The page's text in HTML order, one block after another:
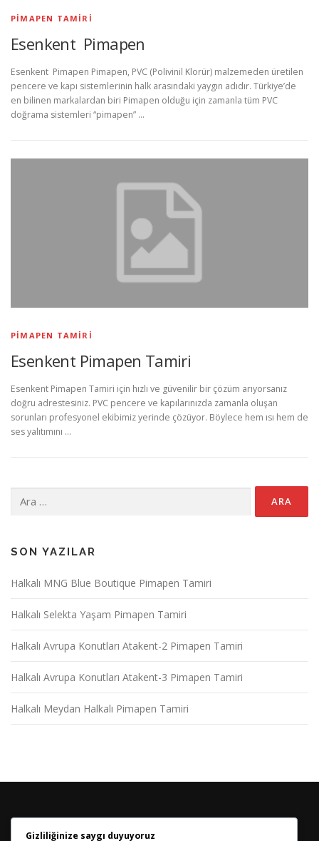
PIMAPEN TAMIRI
Esenkent Pimapen
Esenkent Pimapen Pimapen, PVC (Polivinil Klorür) malzemeden üretilen
pencere ve kapı sistemlerinin halk arasındaki yaygın adıdır. Türkiye’de
en bilinen markalardan biri Pimapen olduğu için zamanla tüm PVC
doğrama sistemleri “pimapen” …
PIMAPEN TAMIRI
Esenkent Pimapen Tamiri
Esenkent Pimapen Tamiri için hızlı ve güvenilir bir çözüm arıyorsanız
doğru adrestesiniz. PVC pencere ve kapılarınızda zamanla oluşan
sorunları profesyonel ekibimiz yerinde çözüyor. Böylece hem ısı hem de
ses yalıtımını …
SON YAZILAR
Halkalı MNG Blue Boutique Pimapen Tamiri
Halkalı Selekta Yaşam Pimapen Tamiri
Halkalı Avrupa Konutları Atakent-2 Pimapen Tamiri
Halkalı Avrupa Konutları Atakent-3 Pimapen Tamiri
Halkalı Meydan Halkalı Pimapen Tamiri
HABER BÜLTENIMIZE KATILIN
Gizliliğinize saygı duyuyoruz